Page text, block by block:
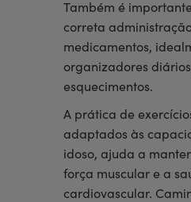
Também é
correta
medicamentos,
organizadores
esquecimentos.
A prática de
adaptados às
idoso, ajuda a
força muscular e a
cardiovascular.